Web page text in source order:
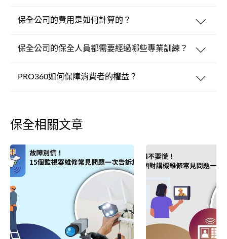
保全公司的費用是如何計算的？
保全公司的保全人員都需要經過哪些專業訓練？
PRO360如何保障消費者的權益？
保全相關文章